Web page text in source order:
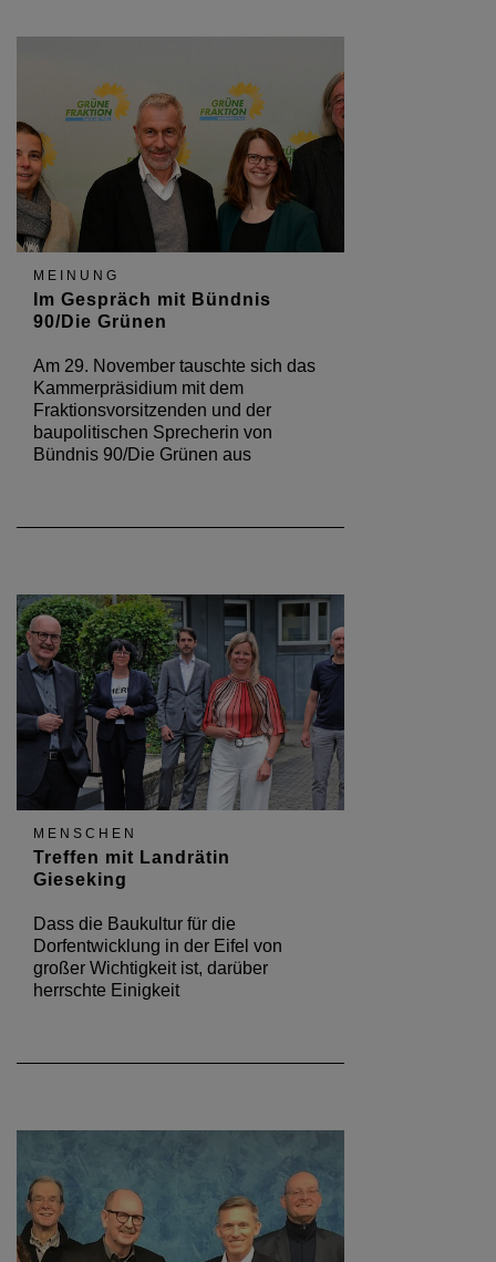
MEINUNG
Im Gespräch mit Bündnis
90/Die Grünen
Am 29. November tauschte sich das
Kammerpräsidium mit dem
Fraktionsvorsitzenden und der
baupolitischen Sprecherin von
Bündnis 90/Die Grünen aus
MENSCHEN
Treffen mit Landrätin
Gieseking
Dass die Baukultur für die
Dorfentwicklung in der Eifel von
großer Wichtigkeit ist, darüber
herrschte Einigkeit